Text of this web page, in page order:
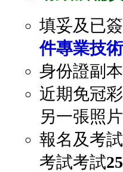
填妥及已
件專業技
身份證副
近期免冠
另一張照
報名及考
考試考試